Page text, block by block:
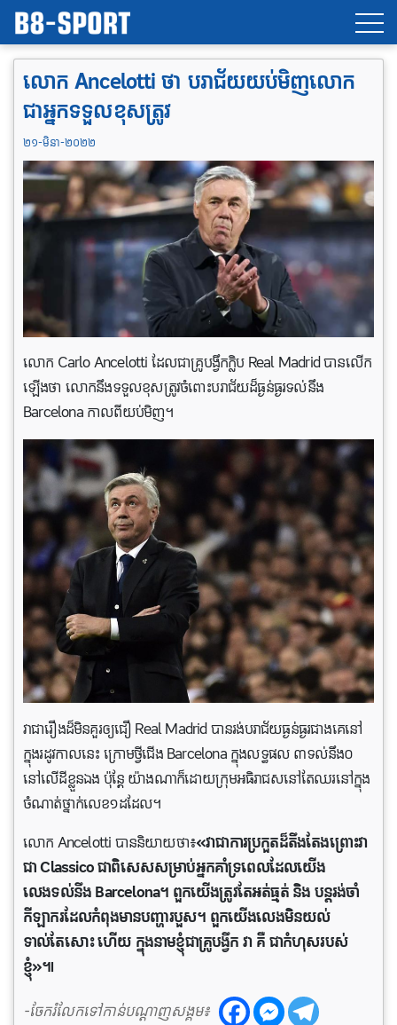
លោក Ancelotti ថា បរាជ័យយប់មិញលោក
ជាអ្នកទទួលខុសត្រូវ
២១-មិនា-២០២២
លោក Carlo Ancelotti ដែលជាគ្រូបង្វឹកក្លិប Real Madrid បានលើក
ឡើងថា លោកនឹងទទួលខុសត្រូវចំពោះបរាជ័យដ៏ធ្ងន់ធ្ងរទល់នឹង
Barcelona កាលពីយប់មិញ។
វាជារឿងដ៏មិនគួរឲ្យជឿ Real Madrid បានរង់បរាជ័យធ្ងន់ធ្ងរជាងគេនៅ
ក្នុងរដូវកាលនេះ ក្រោមថ្វីជើង Barcelona ក្នុងលទ្ធផល ៣ទល់នឹង០
នៅលើដីខ្លួនឯង ប៉ុន្តែ យ៉ាងណាក៏ដោយក្រុមអធិរាជសនៅតែឈរនៅក្នុង
ចំណាត់ថ្នាក់លេខ១ដដែល។
លោក Ancelotti បាននិយាយថា៖«វាជាការប្រកួតដ៏តឹងតែងព្រោះវា
ជា Classico ជាពិសេសសម្រាប់អ្នកគាំទ្រពេលដែលយើង
លេងទល់នឹង Barcelona។ ពួកយើងត្រូវតែអត់ធ្មត់ និង បន្តរង់ចាំ
កីឡាករដែលកំពុងមានបញ្ហារបួស។ ពួកយើងលេងមិនយល់
ទាល់តែសោះ ហើយ ក្នុងនាមខ្ញុំជាគ្រូបង្វឹក វា គឺ ជាកំហុសរបស់
ខ្ញុំ»៕
-ចែករំលែកទៅកាន់បណ្តាញសង្គម៖